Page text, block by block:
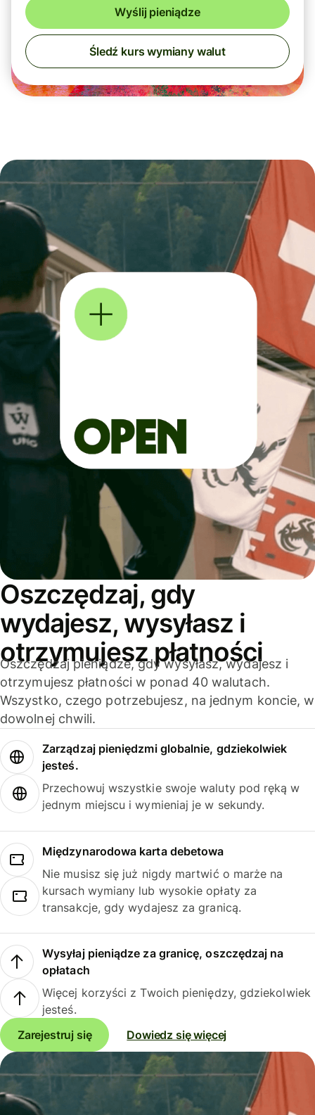
Wyślij pieniądze
Śledź kurs wymiany walut
Oszczędzaj, gdy
wydajesz, wysyłasz i
otrzymujesz płatności
Oszczędzaj pieniądze, gdy wysyłasz, wydajesz i
otrzymujesz płatności w ponad 40 walutach.
Wszystko, czego potrzebujesz, na jednym koncie, w
dowolnej chwili.
Zarządzaj pieniędzmi globalnie, gdziekolwiek
jesteś.
Przechowuj wszystkie swoje waluty pod ręką w
jednym miejscu i wymieniaj je w sekundy.
Międzynarodowa karta debetowa
Nie musisz się już nigdy martwić o marże na
kursach wymiany lub wysokie opłaty za
transakcje, gdy wydajesz za granicą.
Wysyłaj pieniądze za granicę, oszczędzaj na
opłatach
Więcej korzyści z Twoich pieniędzy, gdziekolwiek
jesteś.
Zarejestruj się
Dowiedz się więcej